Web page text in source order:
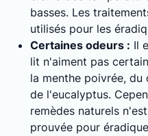
basses. Les
utilisés pour les
Certaines odeurs : Il
lit n'aiment pas
la menthe poivrée,
de l'eucalyptus.
remèdes naturels
prouvée pour